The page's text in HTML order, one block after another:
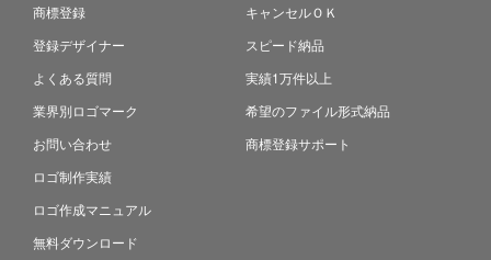
商標登録
登録デザイナー
よくある質問
業界別ロゴマーク
お問い合わせ
ロゴ制作実績
ロゴ作成マニュアル
無料ダウンロード
キャンセルＯＫ
スピード納品
実績1万件以上
希望のファイル形式納品
商標登録サポート